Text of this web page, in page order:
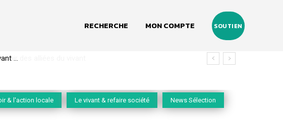
RECHERCHE MON COMPTE SOUTIEN
des alliées du vivant
& l'action locale Le vivant & refaire société News Sélection